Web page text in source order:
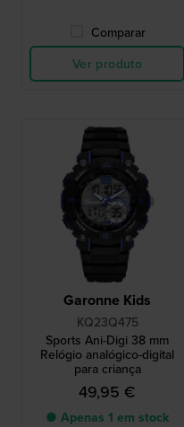
Comparar
Ver produto
Garonne Kids
KQ23Q475
Sports Ani-Digi 38 mm
Relógio analógico-digital
para criança
49,95 €
● Apenas 1 em stock